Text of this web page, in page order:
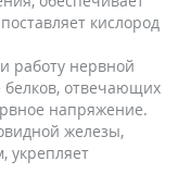
кислород
работу нервной
белков, отвечающих
напряжение.
железы,
укрепляет